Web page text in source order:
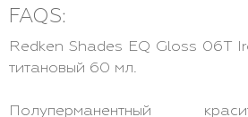
FAQS:
Redken Shades EQ Gloss 06T
титановый 60 мл.
Полуперманентный